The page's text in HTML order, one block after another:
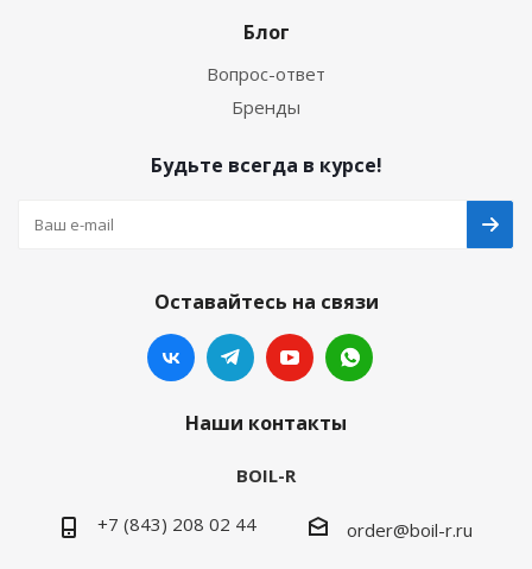
Блог
Вопрос-ответ
Бренды
Будьте всегда в курсе!
Оставайтесь на связи
Наши контакты
BOIL-R
+7 (843) 208 02 44 order@boil-r.ru